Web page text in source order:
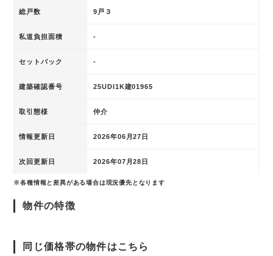
総戸数 9戸３
私道負担面積 -
セットバック -
建築確認番号 25UDI1K建01965
取引態様 仲介
情報更新日 2026年06月27日
次回更新日 2026年07月28日
※各種情報と差異がある場合は現況優先となります
物件の特徴
同じ価格帯の物件はこちら